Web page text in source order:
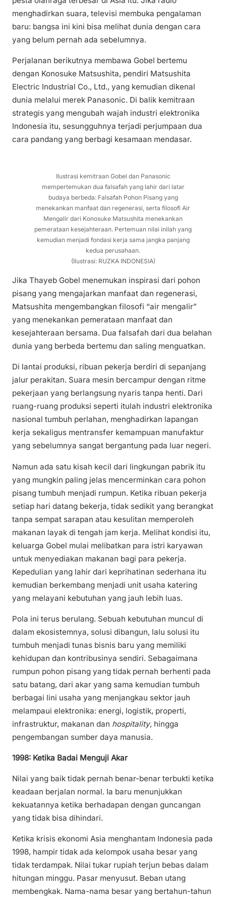
menghadirkan suara, televisi membuka pengalaman
baru: bangsa ini kini bisa melihat dunia dengan cara
yang belum pernah ada sebelumnya.
Perjalanan berikutnya membawa Gobel bertemu
dengan Konosuke Matsushita, pendiri Matsushita
Electric Industrial Co., Ltd., yang kemudian dikenal
dunia melalui merek Panasonic. Di balik kemitraan
strategis yang mengubah wajah industri elektronika
Indonesia itu, sesungguhnya terjadi perjumpaan dua
cara pandang yang berbagi kesamaan mendasar.
Ilustrasi kemitraan Gobel dan Panasonic
mempertemukan dua falsafah yang lahir dari latar
budaya berbeda: Falsafah Pohon Pisang yang
menekankan manfaat dan regenerasi, serta filosofi Air
Mengalir dari Konosuke Matsushita menekankan
pemerataan kesejahteraan. Pertemuan nilai inilah yang
kemudian menjadi fondasi kerja sama jangka panjang
kedua perusahaan.
(Ilustrasi: RUZKA INDONESIA)
Jika Thayeb Gobel menemukan inspirasi dari pohon
pisang yang mengajarkan manfaat dan regenerasi,
Matsushita mengembangkan filosofi “air mengalir”
yang menekankan pemerataan manfaat dan
kesejahteraan bersama. Dua falsafah dari dua belahan
dunia yang berbeda bertemu dan saling menguatkan.
Di lantai produksi, ribuan pekerja berdiri di sepanjang
jalur perakitan. Suara mesin bercampur dengan ritme
pekerjaan yang berlangsung nyaris tanpa henti. Dari
ruang-ruang produksi seperti itulah industri elektronika
nasional tumbuh perlahan, menghadirkan lapangan
kerja sekaligus mentransfer kemampuan manufaktur
yang sebelumnya sangat bergantung pada luar negeri.
Namun ada satu kisah kecil dari lingkungan pabrik itu
yang mungkin paling jelas mencerminkan cara pohon
pisang tumbuh menjadi rumpun. Ketika ribuan pekerja
setiap hari datang bekerja, tidak sedikit yang berangkat
tanpa sempat sarapan atau kesulitan memperoleh
makanan layak di tengah jam kerja. Melihat kondisi itu,
keluarga Gobel mulai melibatkan para istri karyawan
untuk menyediakan makanan bagi para pekerja.
Kepedulian yang lahir dari keprihatinan sederhana itu
kemudian berkembang menjadi unit usaha katering
yang melayani kebutuhan yang jauh lebih luas.
Pola ini terus berulang. Sebuah kebutuhan muncul di
dalam ekosistemnya, solusi dibangun, lalu solusi itu
tumbuh menjadi tunas bisnis baru yang memiliki
kehidupan dan kontribusinya sendiri. Sebagaimana
rumpun pohon pisang yang tidak pernah berhenti pada
satu batang, dari akar yang sama kemudian tumbuh
berbagai lini usaha yang menjangkau sektor jauh
melampaui elektronika: energi, logistik, properti,
infrastruktur, makanan dan hospitality, hingga
pengembangan sumber daya manusia.
1998: Ketika Badai Menguji Akar
Nilai yang baik tidak pernah benar-benar terbukti ketika
keadaan berjalan normal. Ia baru menunjukkan
kekuatannya ketika berhadapan dengan guncangan
yang tidak bisa dihindari.
Ketika krisis ekonomi Asia menghantam Indonesia pada
1998, hampir tidak ada kelompok usaha besar yang
tidak terdampak. Nilai tukar rupiah terjun bebas dalam
hitungan minggu. Pasar menyusut. Beban utang
membengkak. Nama-nama besar yang bertahun-tahun